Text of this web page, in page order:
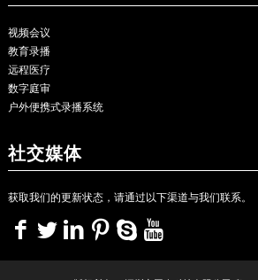
视频会议
教育录播
远程医疗
数字庭审
户外便携式录播系统
社交媒体
获取我们的更新状态，请通过以下渠道与我们联系。
<><><><><><>